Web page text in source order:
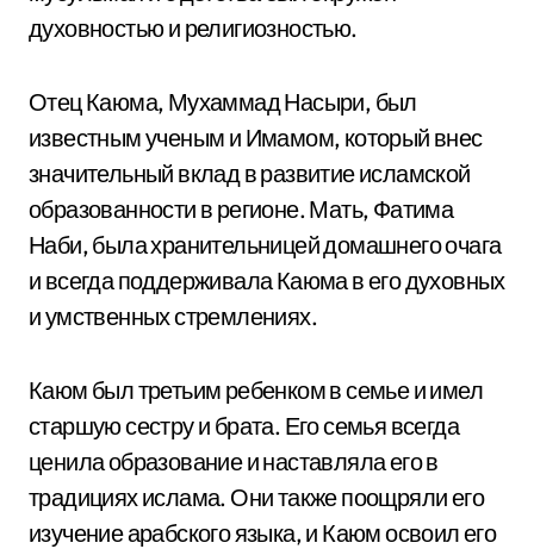
духовностью и религиозностью.
Отец Каюма, Мухаммад Насыри, был
известным ученым и Имамом, который внес
значительный вклад в развитие исламской
образованности в регионе. Мать, Фатима
Наби, была хранительницей домашнего очага
и всегда поддерживала Каюма в его духовных
и умственных стремлениях.
Каюм был третьим ребенком в семье и имел
старшую сестру и брата. Его семья всегда
ценила образование и наставляла его в
традициях ислама. Они также поощряли его
изучение арабского языка, и Каюм освоил его